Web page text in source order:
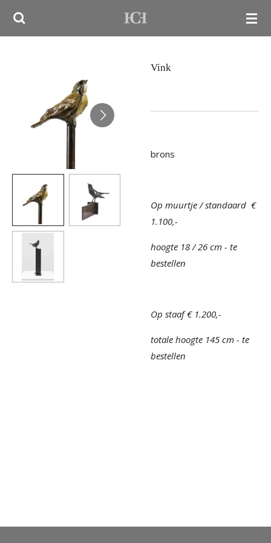
Ga
Vink
brons
Op muurtje / standaard €
1.100,-
hoogte 18 / 26 cm - te
bestellen
Op staaf € 1.200,-
totale hoogte 145 cm - te
bestellen